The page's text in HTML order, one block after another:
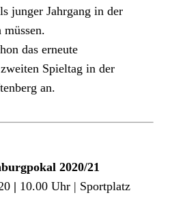
junger Jahrgang in der
müssen.
das erneute
Spieltag in der
an.
2020/21
| 10.00 Uhr | Sportplatz